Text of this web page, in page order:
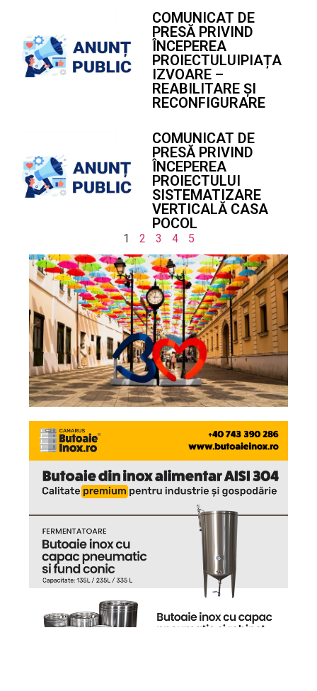
COMUNICAT DE
PRESĂ PRIVIND
ÎNCEPEREA
PROIECTULUIPIAȚA
IZVOARE –
REABILITARE ȘI
RECONFIGURARE
COMUNICAT DE
PRESĂ PRIVIND
ÎNCEPEREA
PROIECTULUI
SISTEMATIZARE
VERTICALĂ CASA
POCOL
1 2 3 4 5